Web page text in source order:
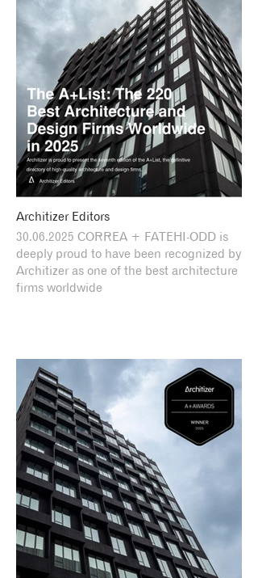
Architizer Editors
30.06.2025 CORREA + FATEHI-ODD is
deeply proud to have been recognized by
Architizer as one of the best architecture
firms worldwide